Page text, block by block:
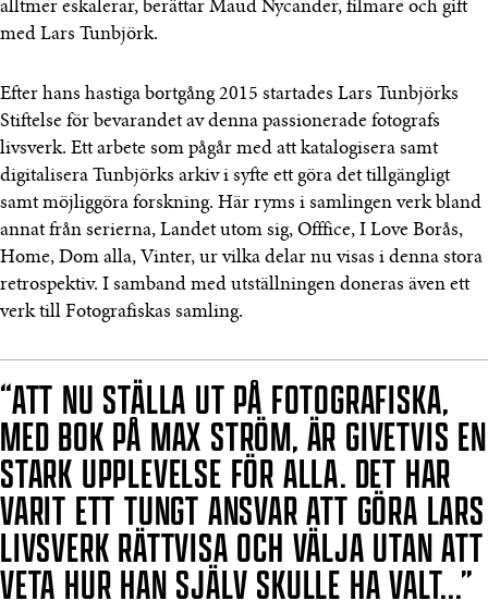
alltmer eskalerar, berättar Maud Nycander, filmare och gift
med Lars Tunbjörk.
Efter hans hastiga bortgång 2015 startades Lars Tunbjörks
Stiftelse för bevarandet av denna passionerade fotografs
livsverk. Ett arbete som pågår med att katalogisera samt
digitalisera Tunbjörks arkiv i syfte ett göra det tillgängligt
samt möjliggöra forskning. Här ryms i samlingen verk bland
annat från serierna, Landet utom sig, Offfice, I Love Borås,
Home, Dom alla, Vinter, ur vilka delar nu visas i denna stora
retrospektiv. I samband med utställningen doneras även ett
verk till Fotografiskas samling.
“ATT NU STÄLLA UT PÅ FOTOGRAFISKA,
MED BOK PÅ MAX STRÖM, ÄR GIVETVIS EN
STARK UPPLEVELSE FÖR ALLA. DET HAR
VARIT ETT TUNGT ANSVAR ATT GÖRA LARS
LIVSVERK RÄTTVISA OCH VÄLJA UTAN ATT
VETA HUR HAN SJÄLV SKULLE HA VALT...”